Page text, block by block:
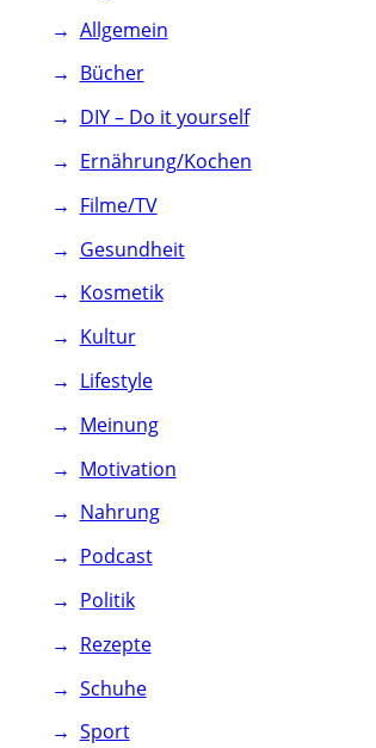
Allgemein
Bücher
DIY – Do it yourself
Ernährung/Kochen
Filme/TV
Gesundheit
Kosmetik
Kultur
Lifestyle
Meinung
Motivation
Nahrung
Podcast
Politik
Rezepte
Schuhe
Sport